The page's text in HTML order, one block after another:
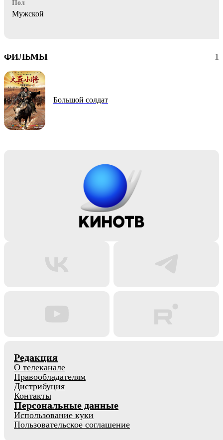
Пол
Мужской
ФИЛЬМЫ 1
Большой солдат
Редакция
О телеканале
Правообладателям
Дистрибуция
Контакты
Персональные данные
Использование куки
Пользовательское соглашение